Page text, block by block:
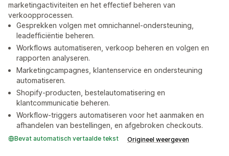
marketingactiviteiten en het effectief beheren van
verkoopprocessen.
Gesprekken volgen met omnichannel-ondersteuning,
leadefficiëntie beheren.
Workflows automatiseren, verkoop beheren en volgen en
rapporten analyseren.
Marketingcampagnes, klantenservice en ondersteuning
automatiseren.
Shopify-producten, bestelautomatisering en
klantcommunicatie beheren.
Workflow-triggers automatiseren voor het aanmaken en
afhandelen van bestellingen, en afgebroken checkouts.
Bevat automatisch vertaalde tekst Origineel weergeven